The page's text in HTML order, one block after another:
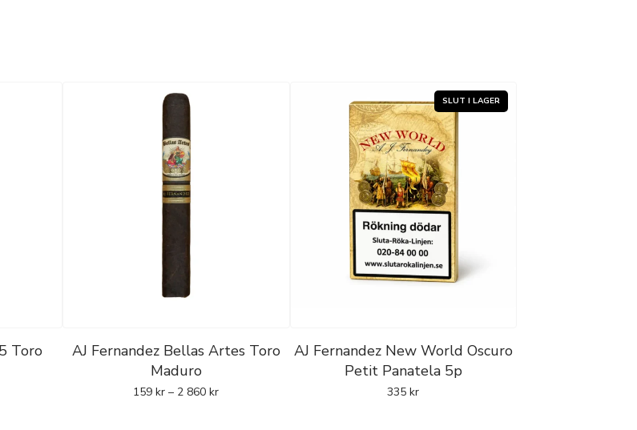
Toro
AJ Fernandez Bellas Artes Toro
Maduro
159kr – 2 860kr
AJ Fernandez New World Oscuro
Petit Panatela 5p
335kr